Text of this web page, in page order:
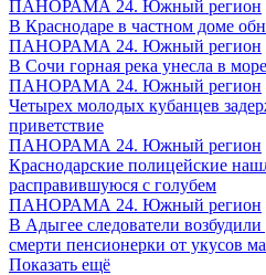
ПАНОРАМА 24. Южный регион
В Краснодаре в частном доме
ПАНОРАМА 24. Южный регион
В Сочи горная река унесла в
ПАНОРАМА 24. Южный регион
Четырех молодых кубанцев
приветствие
ПАНОРАМА 24. Южный регион
Краснодарские полицейские
расправившуюся с голубем
ПАНОРАМА 24. Южный регион
В Адыгее следователи
смерти пенсионерки от укусов
Показать ещё